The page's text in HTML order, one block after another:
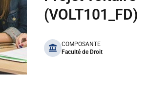
(VOLT101_FD)
benefits
COMPOSANTE
Faculté de Droit